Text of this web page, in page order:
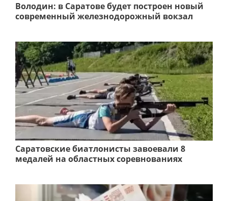
Володин: в Саратове будет построен новый
современный железнодорожный вокзал
Саратовские биатлонисты завоевали 8
медалей на областных соревнованиях